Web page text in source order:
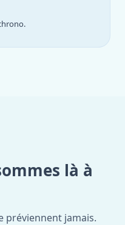
là à
préviennent jamais.